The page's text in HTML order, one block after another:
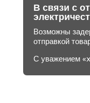
В связи с
Возможны
отправкой
С уважением